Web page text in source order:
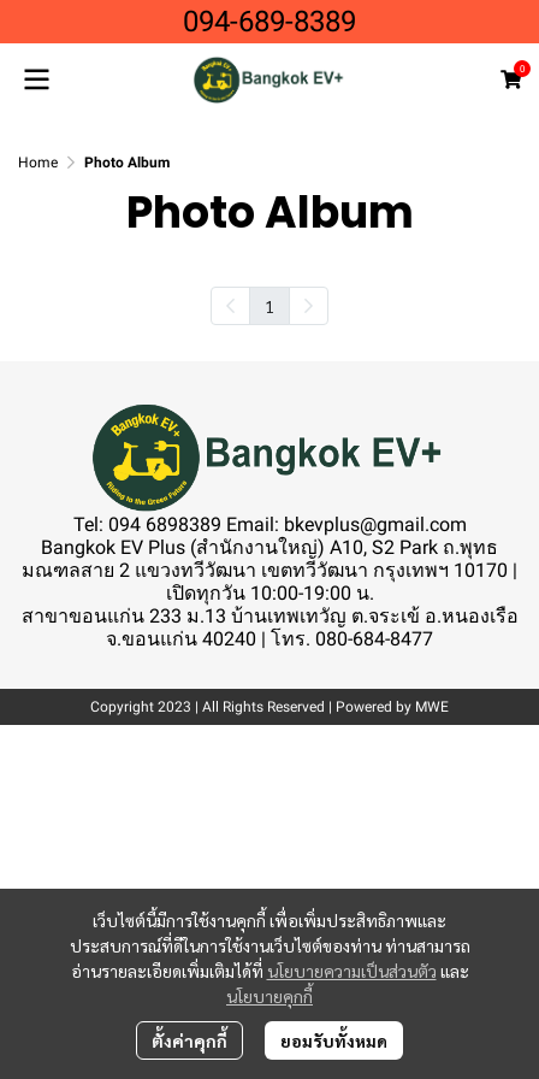
094-689-8389
0
Home Photo Album
Photo Album
1
เว็บไซต์นี้มีการใช้งานคุกกี้ เพื่อเพิ่มประสิทธิภาพและ
ประสบการณ์ที่ดีในการใช้งานเว็บไซต์ของท่าน ท่านสามารถ
อ่านรายละเอียดเพิ่มเติมได้ที่ นโยบายความเป็นส่วนตัว และ
นโยบายคุกกี้
ตั้งค่าคุกกี้ ยอมรับทั้งหมด
Tel: 094 6898389 Email: bkevplus@gmail.com
Bangkok EV Plus (สำนักงานใหญ่) A10, S2 Park ถ.พุทธ
มณฑลสาย 2 แขวงทวีวัฒนา เขตทวีวัฒนา กรุงเทพฯ 10170 |
เปิดทุกวัน 10:00-19:00 น.
สาขาขอนแก่น 233 ม.13 บ้านเทพเทวัญ ต.จระเข้ อ.หนองเรือ
จ.ขอนแก่น 40240 | โทร. 080-684-8477
Copyright 2023 | All Rights Reserved | Powered by MWE